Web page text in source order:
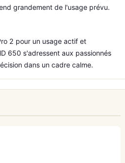
grandement de l'usage prévu.
2 pour un usage actif et
650 s'adressent aux passionnés
dans un cadre calme.